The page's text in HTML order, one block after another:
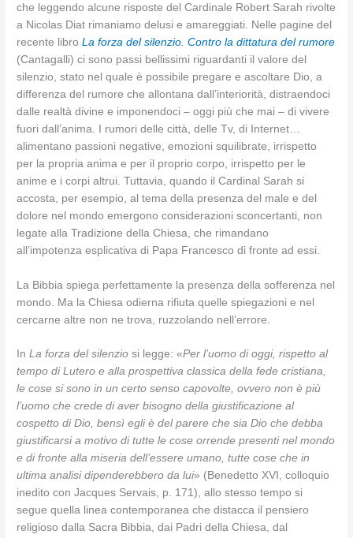
che leggendo alcune risposte del Cardinale Robert Sarah rivolte
a Nicolas Diat rimaniamo delusi e amareggiati. Nelle pagine del
recente libroLa forza del silenzio. Contro la dittatura del rumore
(Cantagalli) ci sono passi bellissimi riguardanti il valore del
silenzio, stato nel quale è possibile pregare e ascoltare Dio, a
differenza del rumore che allontana dall’interiorità, distraendoci
dalle realtà divine e imponendoci – oggi più che mai – di vivere
fuori dall’anima. I rumori delle città, delle Tv, di Internet…
alimentano passioni negative, emozioni squilibrate, irrispetto
per la propria anima e per il proprio corpo, irrispetto per le
anime e i corpi altrui. Tuttavia, quando il Cardinal Sarah si
accosta, per esempio, al tema della presenza del male e del
dolore nel mondo emergono considerazioni sconcertanti, non
legate alla Tradizione della Chiesa, che rimandano
all’impotenza esplicativa di Papa Francesco di fronte ad essi.
La Bibbia spiega perfettamente la presenza della sofferenza nel
mondo. Ma la Chiesa odierna rifiuta quelle spiegazioni e nel
cercarne altre non ne trova, ruzzolando nell’errore.
InLa forza del silenziosi legge: «Per l’uomo di oggi, rispetto al
tempo di Lutero e alla prospettiva classica della fede cristiana,
le cose si sono in un certo senso capovolte, ovvero non è più
l’uomo che crede di aver bisogno della giustificazione al
cospetto di Dio, bensì egli è del parere che sia Dio che debba
giustificarsi a motivo di tutte le cose orrende presenti nel mondo
e di fronte alla miseria dell’essere umano, tutte cose che in
ultima analisi dipenderebbero da lui» (Benedetto XVI, colloquio
inedito con Jacques Servais, p. 171), allo stesso tempo si
segue quella linea contemporanea che distacca il pensiero
religioso dalla Sacra Bibbia, dai Padri della Chiesa, dal